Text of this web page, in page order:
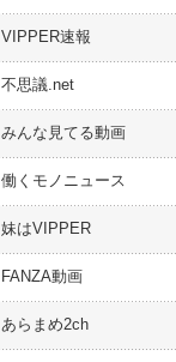
VIPPER速報
不思議.net
みんな見てる動画
働くモノニュース
妹はVIPPER
FANZA動画
あらまめ2ch